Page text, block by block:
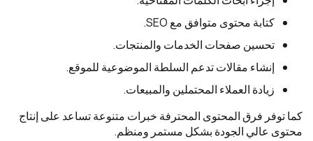
كتابة محتوى متوافق مع SEO.
تحسين صفحات الخدمات والمنتجات.
إنشاء مقالات تدعم السلطة الموضوعية للموقع.
زيادة العملاء المحتملين والمبيعات.
كما توفر فرق المحتوى المحترفة خبرات متنوعة تساعد على إنتاج
محتوى عالي الجودة بشكل مستمر ومنظم.